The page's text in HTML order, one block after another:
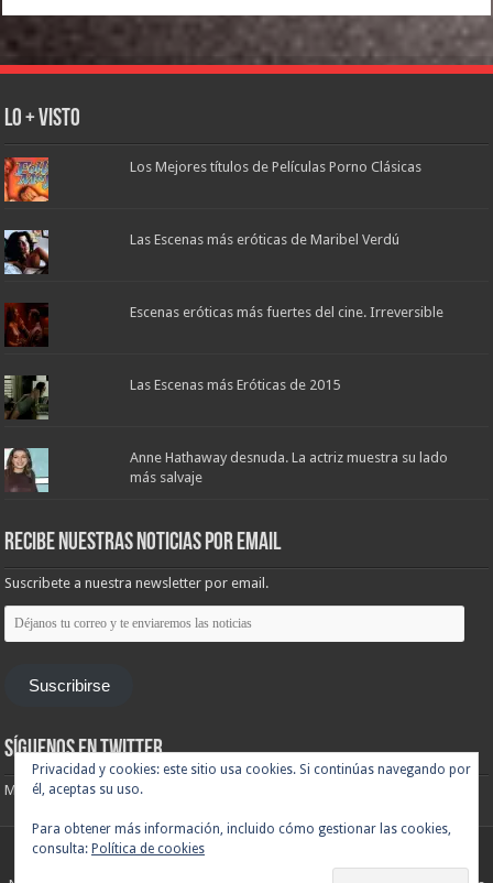
Lo + Visto
Los Mejores títulos de Películas Porno Clásicas
Las Escenas más eróticas de Maribel Verdú
Escenas eróticas más fuertes del cine. Irreversible
Las Escenas más Eróticas de 2015
Anne Hathaway desnuda. La actriz muestra su lado
más salvaje
Recibe nuestras noticias por email
Suscribete a nuestra newsletter por email.
Déjanos
tu
correo
enviaremos
Suscribirse
Síguenos en Twitter
Mis tuits
Privacidad y cookies: este sitio usa cookies. Si continúas navegando por
él, aceptas su uso.
Para obtener más información, incluido cómo gestionar las cookies,
consulta: Política de cookies